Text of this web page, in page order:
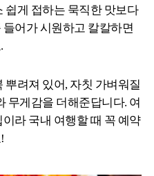
쉽게 접하는 묵직한 맛보다
어가 시원하고 칼칼하면
뿌려져 있어, 자칫 가벼워질
무게감을 더해준답니다. 여
라 국내 여행할 때 꼭 예약